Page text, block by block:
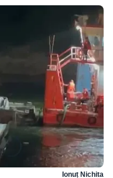
Ionuț Nichita